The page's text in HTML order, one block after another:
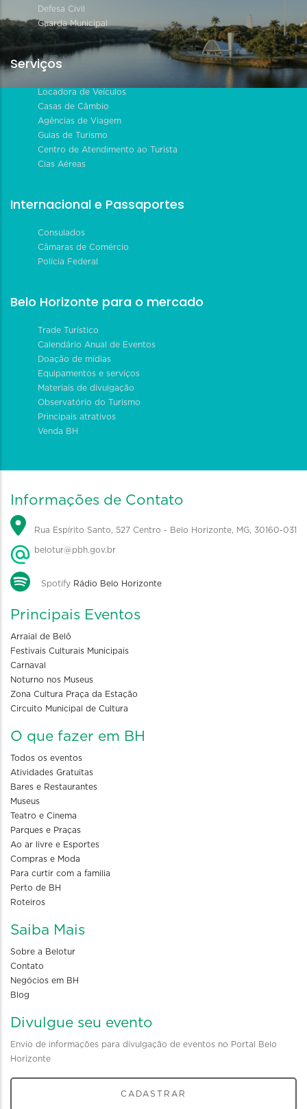
Defesa Civil
Guarda Municipal
Serviços
Locadora de Veículos
Casas de Câmbio
Agências de Viagem
Guias de Turismo
Centro de Atendimento ao Turista
Cias Aéreas
Internacional e Passaportes
Consulados
Câmaras de Comércio
Polícia Federal
Belo Horizonte para o mercado
Trade Turístico
Calendário Anual de Eventos
Doação de mídias
Equipamentos e serviços
Materiais de divulgação
Observatório do Turismo
Principais atrativos
Venda BH
Informações de Contato
Rua Espírito Santo, 527 Centro - Belo Horizonte, MG, 30160-031
belotur@pbh.gov.br
Spotify Rádio Belo Horizonte
Principais Eventos
Arraial de Belô
Festivais Culturais Municipais
Carnaval
Noturno nos Museus
Zona Cultura Praça da Estação
Circuito Municipal de Cultura
O que fazer em BH
Todos os eventos
Atividades Gratuitas
Bares e Restaurantes
Museus
Teatro e Cinema
Parques e Praças
Ao ar livre e Esportes
Compras e Moda
Para curtir com a familia
Perto de BH
Roteiros
Saiba Mais
Sobre a Belotur
Contato
Negócios em BH
Blog
Divulgue seu evento
Envio de informações para divulgação de eventos no Portal Belo
Horizonte
CADASTRAR